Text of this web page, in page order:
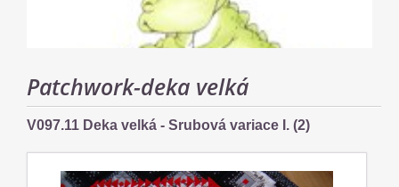
Patchwork-deka velká
V097.11 Deka velká - Srubová variace I. (2)